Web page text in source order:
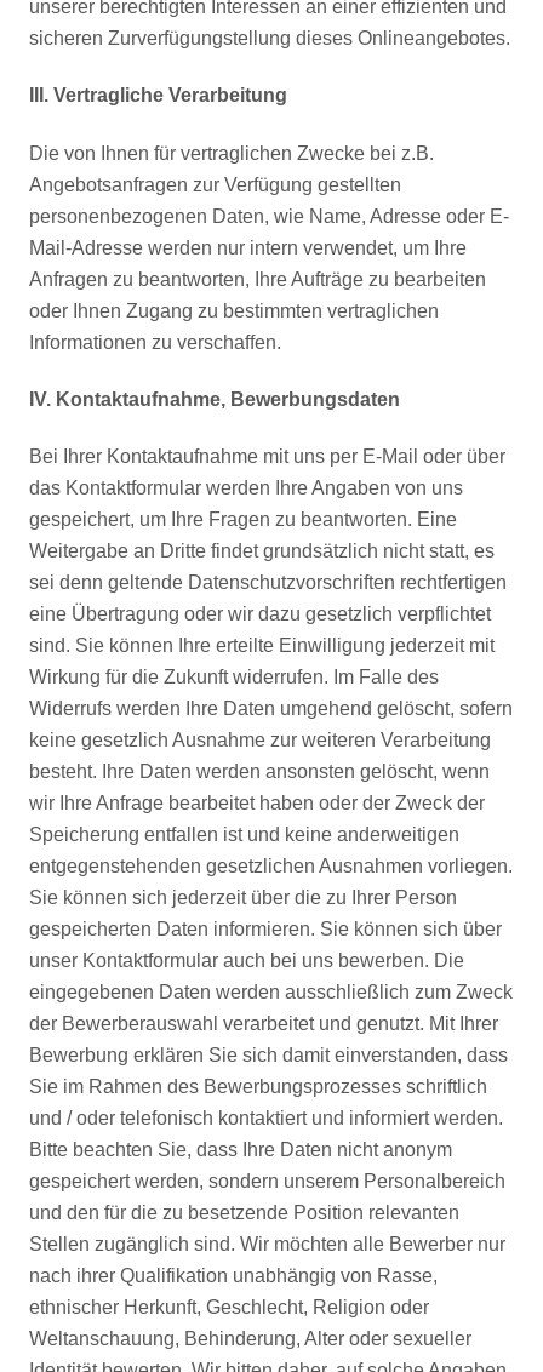
unserer berechtigten Interessen an einer effizienten und
sicheren Zurverfügungstellung dieses Onlineangebotes.
III. Vertragliche Verarbeitung
Die von Ihnen für vertraglichen Zwecke bei z.B.
Angebotsanfragen zur Verfügung gestellten
personenbezogenen Daten, wie Name, Adresse oder E-
Mail-Adresse werden nur intern verwendet, um Ihre
Anfragen zu beantworten, Ihre Aufträge zu bearbeiten
oder Ihnen Zugang zu bestimmten vertraglichen
Informationen zu verschaffen.
IV. Kontaktaufnahme, Bewerbungsdaten
Bei Ihrer Kontaktaufnahme mit uns per E-Mail oder über
das Kontaktformular werden Ihre Angaben von uns
gespeichert, um Ihre Fragen zu beantworten. Eine
Weitergabe an Dritte findet grundsätzlich nicht statt, es
sei denn geltende Datenschutzvorschriften rechtfertigen
eine Übertragung oder wir dazu gesetzlich verpflichtet
sind. Sie können Ihre erteilte Einwilligung jederzeit mit
Wirkung für die Zukunft widerrufen. Im Falle des
Widerrufs werden Ihre Daten umgehend gelöscht, sofern
keine gesetzlich Ausnahme zur weiteren Verarbeitung
besteht. Ihre Daten werden ansonsten gelöscht, wenn
wir Ihre Anfrage bearbeitet haben oder der Zweck der
Speicherung entfallen ist und keine anderweitigen
entgegenstehenden gesetzlichen Ausnahmen vorliegen.
Sie können sich jederzeit über die zu Ihrer Person
gespeicherten Daten informieren. Sie können sich über
unser Kontaktformular auch bei uns bewerben. Die
eingegebenen Daten werden ausschließlich zum Zweck
der Bewerberauswahl verarbeitet und genutzt. Mit Ihrer
Bewerbung erklären Sie sich damit einverstanden, dass
Sie im Rahmen des Bewerbungsprozesses schriftlich
und / oder telefonisch kontaktiert und informiert werden.
Bitte beachten Sie, dass Ihre Daten nicht anonym
gespeichert werden, sondern unserem Personalbereich
und den für die zu besetzende Position relevanten
Stellen zugänglich sind. Wir möchten alle Bewerber nur
nach ihrer Qualifikation unabhängig von Rasse,
ethnischer Herkunft, Geschlecht, Religion oder
Weltanschauung, Behinderung, Alter oder sexueller